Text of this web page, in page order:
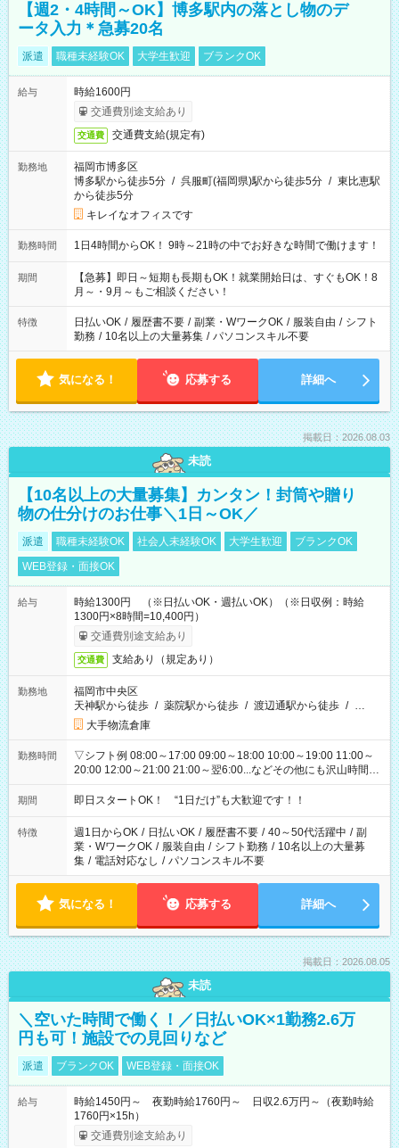
【週2・4時間～OK】博多駅内の落とし物のデ
ータ入力＊急募20名
派遣 職種未経験OK 大学生歓迎 ブランクOK
給与
時給1600円
交通費別途支給あり
交通費 交通費支給(規定有)
勤務地
福岡市博多区
博多駅から徒歩5分 / 呉服町(福岡県)駅から徒歩5分 / 東比恵駅
から徒歩5分
キレイなオフィスです
勤務時間 1日4時間からOK！ 9時～21時の中でお好きな時間で働けます！
期間
【急募】即日～短期も長期もOK！就業開始日は、すぐもOK！8
月～・9月～もご相談ください！
特徴 日払いOK / 履歴書不要 / 副業・WワークOK / 服装自由 / シフト
勤務 / 10名以上の大量募集 / パソコンスキル不要
気になる！ 応募する 詳細へ
掲載日：2026.08.03
未読
【10名以上の大量募集】カンタン！封筒や贈り
物の仕分けのお仕事＼1日～OK／
派遣 職種未経験OK 社会人未経験OK 大学生歓迎
ブランクOK
WEB登録・面接OK
給与
時給1300円 （※日払いOK・週払いOK）（※日収例：時給
1300円×8時間=10,400円）
交通費別途支給あり
交通費 支給あり（規定あり）
勤務地
福岡市中央区
天神駅から徒歩 / 薬院駅から徒歩 / 渡辺通駅から徒歩 / …
大手物流倉庫
勤務時間
▽シフト例 08:00～17:00 09:00～18:00 10:00～19:00 11:00～
20:00 12:00～21:00 21:00～翌6:00...などその他にも沢山時間が
ございます！ 基本は実働8時間（休憩1時間）がメインですが、
他にもご希望があればご相談ください！
期間 即日スタートOK！ “1日だけ”も大歓迎です！！
特徴 週1日からOK / 日払いOK / 履歴書不要 / 40～50代活躍中 / 副
業・WワークOK / 服装自由 / シフト勤務 / 10名以上の大量募
集 / 電話対応なし / パソコンスキル不要
気になる！ 応募する 詳細へ
掲載日：2026.08.05
未読
＼空いた時間で働く！／日払いOK×1勤務2.6万
円も可！施設での見回りなど
派遣 ブランクOK WEB登録・面接OK
給与
時給1450円～ 夜勤時給1760円～ 日収2.6万円～（夜勤時給
1760円×15h）
交通費別途支給あり